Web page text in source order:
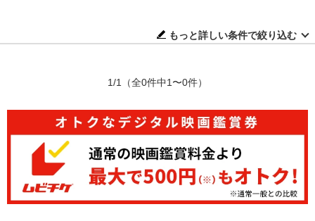
もっと詳しい条件で絞り込む
1/1 （全0件中1〜0件）